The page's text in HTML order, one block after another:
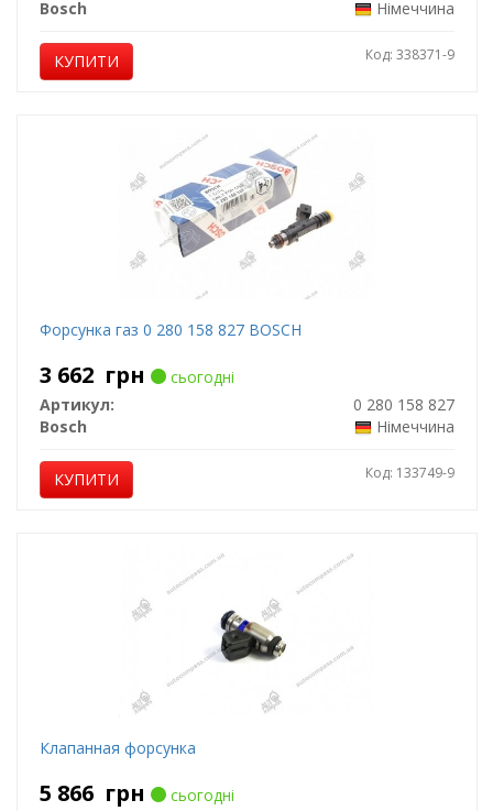
Bosch Німеччина
КУПИТИ Код: 338371-9
Форсунка газ 0 280 158 827 BOSCH
3 662 грн
сьогодні
Артикул:
0 280 158 827
Bosch
Німеччина
КУПИТИ Код: 133749-9
Клапанная форсунка
5 866 грн
сьогодні